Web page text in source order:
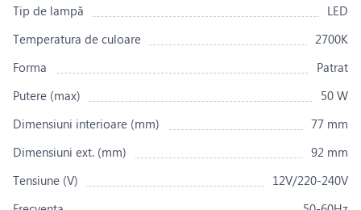
Tip de lampă
LED
Temperatura de culoare
2700K
Forma
Patrat
Putere (max)
50 W
Dimensiuni interioare (mm)
77 mm
Dimensiuni ext. (mm)
92 mm
Tensiune (V)
12V/220-240V